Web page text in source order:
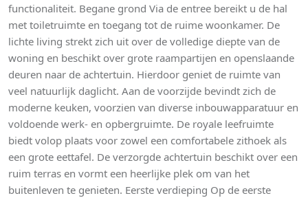
functionaliteit. Begane grond Via de entree bereikt u de hal
met toiletruimte en toegang tot de ruime woonkamer. De
lichte living strekt zich uit over de volledige diepte van de
woning en beschikt over grote raampartijen en openslaande
deuren naar de achtertuin. Hierdoor geniet de ruimte van
veel natuurlijk daglicht. Aan de voorzijde bevindt zich de
moderne keuken, voorzien van diverse inbouwapparatuur en
voldoende werk- en opbergruimte. De royale leefruimte
biedt volop plaats voor zowel een comfortabele zithoek als
een grote eettafel. De verzorgde achtertuin beschikt over een
ruim terras en vormt een heerlijke plek om van het
buitenleven te genieten. Eerste verdieping Op de eerste